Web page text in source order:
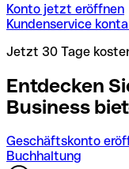
Konto jetzt eröffnen
Kundenservice
Jetzt 30 Tage
Entdecken
Business
Geschäftskonto
Buchhaltung